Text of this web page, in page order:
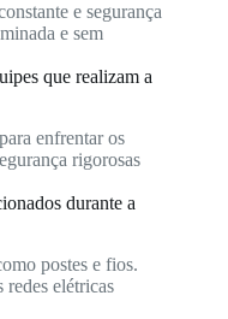
e segurança
e sem
que realizam a
enfrentar os
rigorosas
durante a
postes e fios.
redes elétricas